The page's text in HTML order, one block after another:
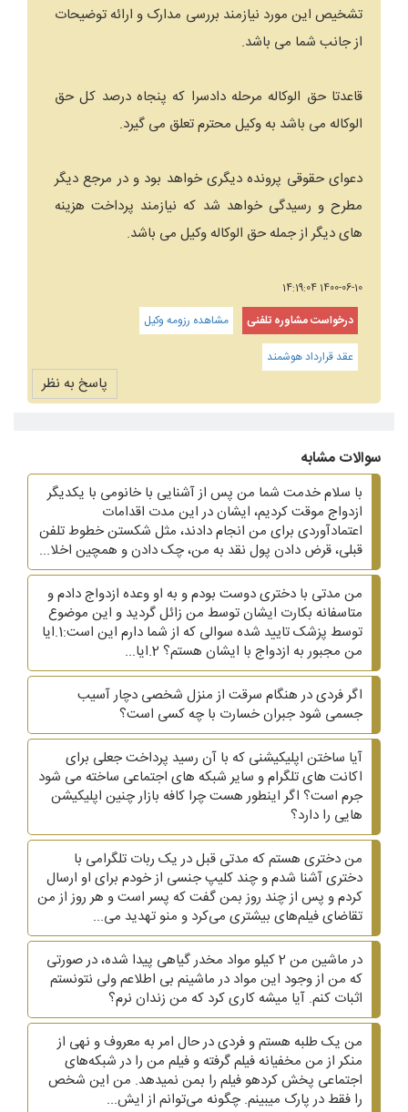
تشخیص این مورد نیازمند بررسی مدارک و ارائه توضیحات
از جانب شما می باشد.
قاعدتا حق الوکاله مرحله دادسرا که پنجاه درصد کل حق
الوکاله می باشد به وکیل محترم تعلق می گیرد.
دعوای حقوقی پرونده دیگری خواهد بود و در مرجع دیگر
مطرح و رسیدگی خواهد شد که نیازمند پرداخت هزینه
های دیگر از جمله حق الوکاله وکیل می باشد.
1400-06-10 14:19:04
درخواست مشاوره تلفنی
مشاهده رزومه وکیل
عقد قرارداد هوشمند
پاسخ به نظر
سوالات مشابه
با سلام خدمت شما من پس از آشنایی با خانومی با یکدیگر
ازدواج موقت کردیم، ایشان در این مدت اقدامات
اعتمادآوردی برای من انجام دادند، مثل شکستن خطوط تلفن
قبلی، قرض دادن پول نقد به من، چک دادن و همچین اخلا...
من مدتی با دختری دوست بودم و به او وعده ازدواج دادم و
متاسفانه بکارت ایشان توسط من زائل گردید و این موضوع
توسط پزشک تایید شده سوالی که از شما دارم این است:1.ایا
من مجبور به ازدواج با ایشان هستم؟ 2.ایا...
اگر فردی در هنگام سرقت از منزل شخصی دچار آسیب
جسمی شود جبران خسارت با چه کسی است؟
آیا ساختن اپلیکیشنی که با آن رسید پرداخت جعلی برای
اکانت های تلگرام و سایر شبکه های اجتماعی ساخته می شود
جرم است؟ اگر اینطور هست چرا کافه بازار چنین اپلیکیشن
هایی را دارد؟
من دختری هستم که مدتی قبل در یک ربات تلگرامی با
دختری آشنا شدم و چند کلیپ جنسی از خودم برای او ارسال
کردم و پس از چند روز بمن گفت که پسر است و هر روز از من
تقاضای فیلم‌های بیشتری می‌کرد و منو تهدید می...
در ماشین من 2 کیلو مواد مخدر گیاهی پیدا شده، در صورتی
که من از وجود این مواد در ماشینم بی اطلاعم ولی نتونستم
اثبات کنم. آیا میشه کاری کرد که من زندان نرم؟
من یک طلبه هستم و فردی در حال امر به معروف و نهی از
منکر از من مخفیانه فیلم گرفته و فیلم من را در شبکه‌های
اجتماعی پخش کردهو فیلم را بمن نمیدهد. من این شخص
را فقط در پارک میبینم. چگونه می‌توانم از ایش...